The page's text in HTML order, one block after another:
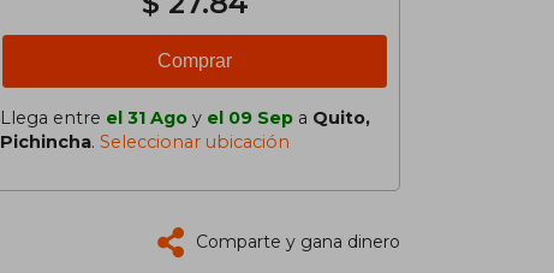
Comprar
Llega entre el 31 Ago y el 09 Sep a Quito,
Pichincha. Seleccionar ubicación
Comparte y gana dinero